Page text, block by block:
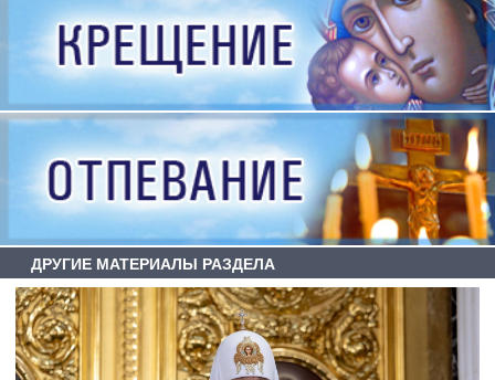
ДРУГИЕ МАТЕРИАЛЫ РАЗДЕЛА